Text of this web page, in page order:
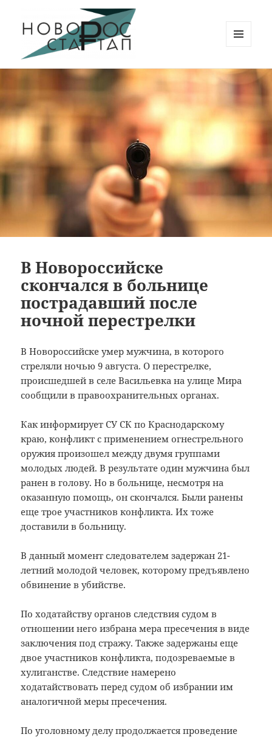
Новорос Стартап
ВИДЖЕТЫ
В Новороссийске
скончался в больнице
пострадавший после
ночной перестрелки
В Новороссийске умер мужчина, в которого
стреляли ночью 9 августа. О перестрелке,
происшедшей в селе Васильевка на улице Мира
сообщили в правоохранительных органах.
Как информирует СУ СК по Краснодарскому
краю, конфликт с применением огнестрельного
оружия произошел между двумя группами
молодых людей. В результате один мужчина был
ранен в голову. Но в больнице, несмотря на
оказанную помощь, он скончался. Были ранены
еще трое участников конфликта. Их тоже
доставили в больницу.
В данный момент следователем задержан 21-
летний молодой человек, которому предъявлено
обвинение в убийстве.
По ходатайству органов следствия судом в
отношении него избрана мера пресечения в виде
заключения под стражу. Также задержаны еще
двое участников конфликта, подозреваемые в
хулиганстве. Следствие намерено
ходатайствовать перед судом об избрании им
аналогичной меры пресечения.
По уголовному делу продолжается проведение